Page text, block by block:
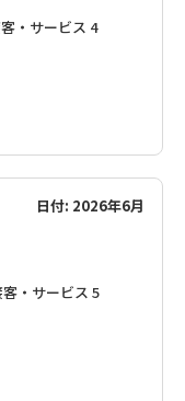
・サービス 4
日付: 2026年6月
・サービス 5